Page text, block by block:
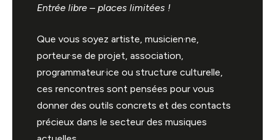
Entrée libre – places limitées !
Que vous soyez artiste, musicien·ne,
porteur·se de projet, association,
programmateur·ice ou structure culturelle,
ces rencontres sont pensées pour vous
donner des outils concrets et des contacts
précieux dans le secteur des musiques